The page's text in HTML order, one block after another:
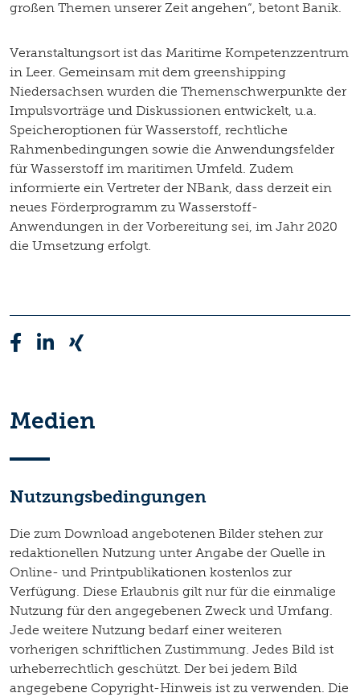
großen Themen unserer Zeit angehen“, betont Banik.
Veranstaltungsort ist das Maritime Kompetenzzentrum
in Leer. Gemeinsam mit dem greenshipping
Niedersachsen wurden die Themenschwerpunkte der
Impulsvorträge und Diskussionen entwickelt, u.a.
Speicheroptionen für Wasserstoff, rechtliche
Rahmenbedingungen sowie die Anwendungsfelder
für Wasserstoff im maritimen Umfeld. Zudem
informierte ein Vertreter der NBank, dass derzeit ein
neues Förderprogramm zu Wasserstoff-
Anwendungen in der Vorbereitung sei, im Jahr 2020
die Umsetzung erfolgt.
Medien
Nutzungsbedingungen
Die zum Download angebotenen Bilder stehen zur
redaktionellen Nutzung unter Angabe der Quelle in
Online- und Printpublikationen kostenlos zur
Verfügung. Diese Erlaubnis gilt nur für die einmalige
Nutzung für den angegebenen Zweck und Umfang.
Jede weitere Nutzung bedarf einer weiteren
vorherigen schriftlichen Zustimmung. Jedes Bild ist
urheberrechtlich geschützt. Der bei jedem Bild
angegebene Copyright-Hinweis ist zu verwenden. Die